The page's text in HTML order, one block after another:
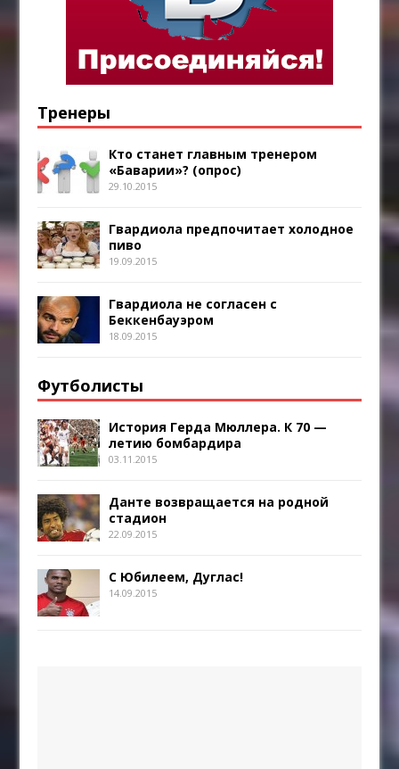
Тренеры
Кто станет главным тренером
«Баварии»? (опрос)
29.10.2015
Гвардиола предпочитает холодное
пиво
19.09.2015
Гвардиола не согласен с
Беккенбауэром
18.09.2015
Футболисты
История Герда Мюллера. К 70 —
летию бомбардира
03.11.2015
Данте возвращается на родной
стадион
22.09.2015
С Юбилеем, Дуглас!
14.09.2015